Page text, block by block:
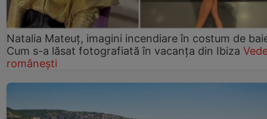
Natalia Mateuț, imagini incendiare în costum de
Cum s-a lăsat fotografiată în vacanța din Ibiza
românești